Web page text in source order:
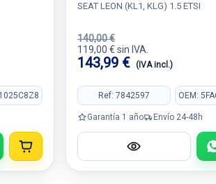
SEAT LEON (KL1, KLG) 1.5 ETSI
140,00 €
119,00 € sin IVA.
143,99 € (IVA incl.)
Ref: 7842597 OEM:
Garantía 1 año Envío 24-48h